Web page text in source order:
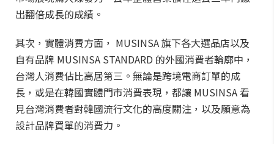
出翻倍成長的成績。
其次，實體消費方面， MUSINSA 旗下各大選品店以及
自有品牌 MUSINSA STANDARD 的外國消費者輪廓中，
台灣人消費佔比高居第三。無論是跨境電商訂單的成
長，或是在韓國實體門市消費表現，都讓 MUSINSA 看
見台灣消費者對韓國流行文化的高度關注，以及願意為
設計品牌買單的消費力。